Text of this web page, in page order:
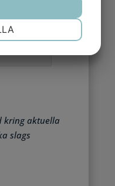
kring aktuella
slags